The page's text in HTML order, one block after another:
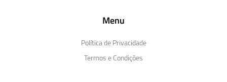
Menu
Política de Privacidade
Termos e Condições